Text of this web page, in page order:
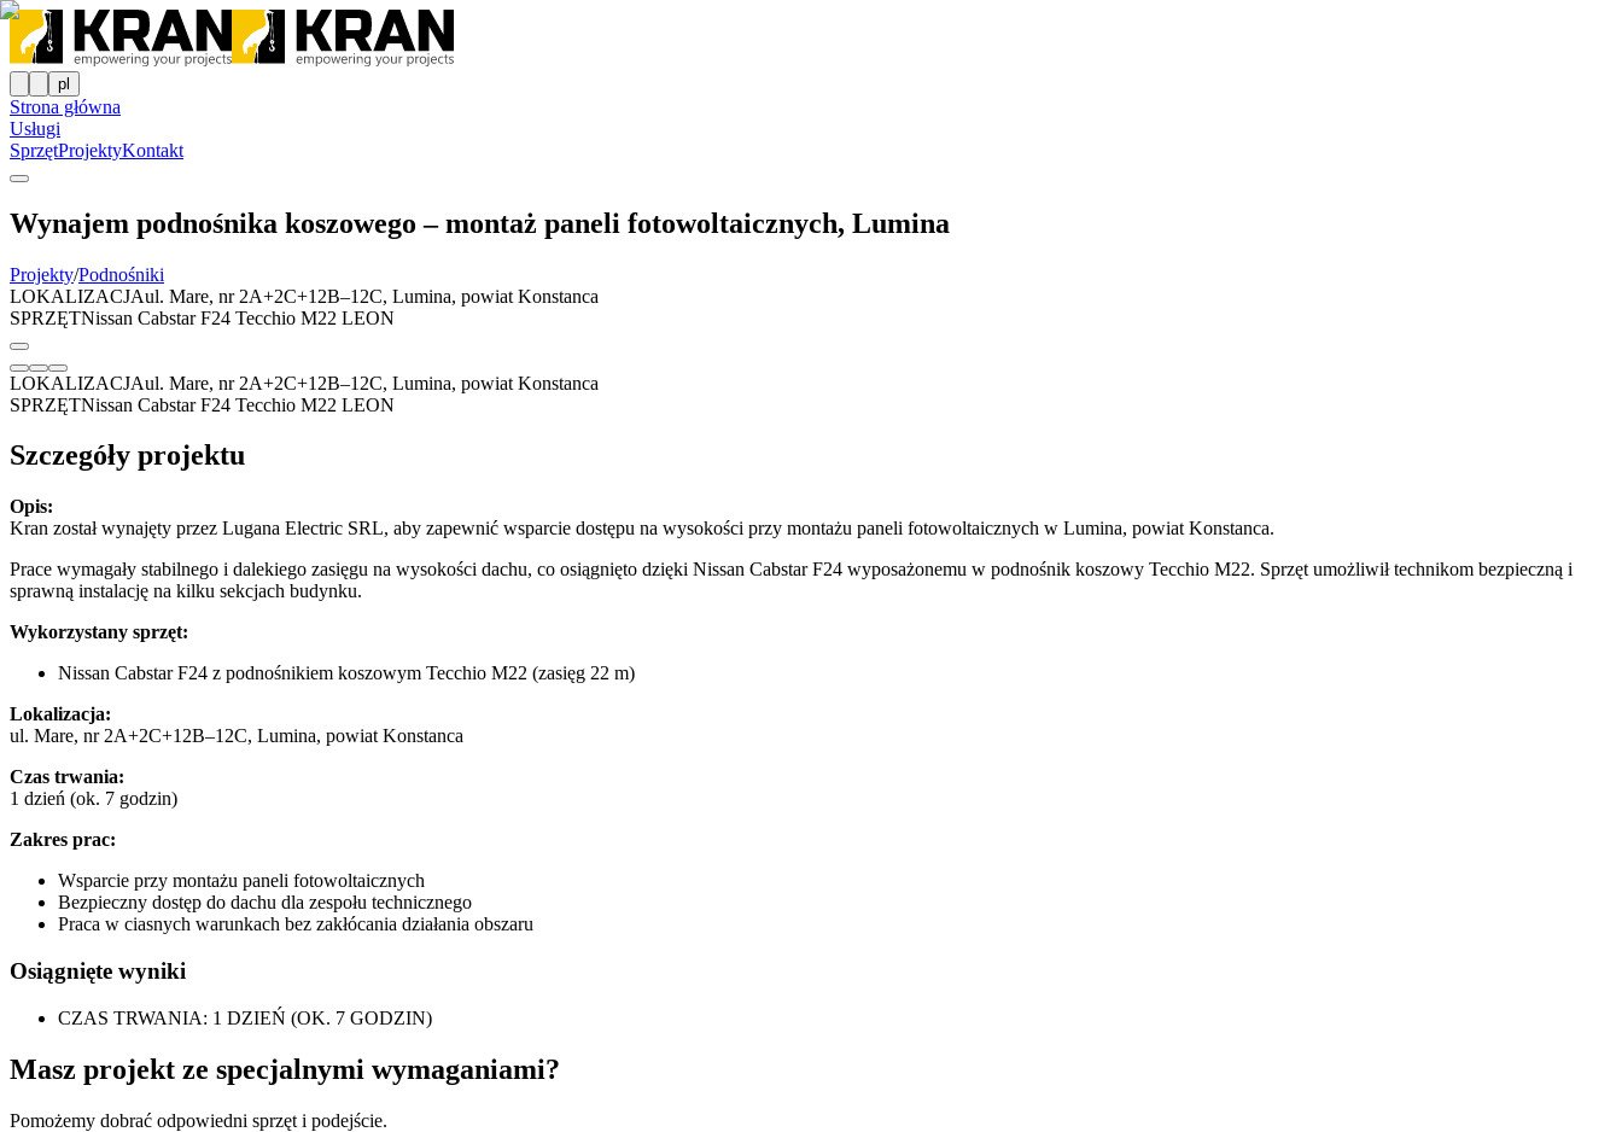
pl
Strona główna
Usługi
SprzętProjektyKontakt
Wynajem podnośnika koszowego – montaż paneli fotowoltaicznych, Lumina
Projekty/Podnośniki
LOKALIZACJAul. Mare, nr 2A+2C+12B–12C, Lumina, powiat Konstanca
SPRZĘTNissan Cabstar F24 Tecchio M22 LEON
LOKALIZACJAul. Mare, nr 2A+2C+12B–12C, Lumina, powiat Konstanca
SPRZĘTNissan Cabstar F24 Tecchio M22 LEON
Szczegóły projektu
Opis:
Kran został wynajęty przez Lugana Electric SRL, aby zapewnić wsparcie dostępu na wysokości przy montażu paneli fotowoltaicznych w Lumina, powiat Konstanca.
Prace wymagały stabilnego i dalekiego zasięgu na wysokości dachu, co osiągnięto dzięki Nissan Cabstar F24 wyposażonemu w podnośnik koszowy Tecchio M22. Sprzęt umożliwił technikom bezpieczną i
sprawną instalację na kilku sekcjach budynku.
Wykorzystany sprzęt:
Nissan Cabstar F24 z podnośnikiem koszowym Tecchio M22 (zasięg 22 m)
Lokalizacja:
ul. Mare, nr 2A+2C+12B–12C, Lumina, powiat Konstanca
Czas trwania:
1 dzień (ok. 7 godzin)
Zakres prac:
Wsparcie przy montażu paneli fotowoltaicznych
Bezpieczny dostęp do dachu dla zespołu technicznego
Praca w ciasnych warunkach bez zakłócania działania obszaru
Osiągnięte wyniki
CZAS TRWANIA: 1 DZIEŃ (OK. 7 GODZIN)
Masz projekt ze specjalnymi wymaganiami?
Pomożemy dobrać odpowiedni sprzęt i podejście.